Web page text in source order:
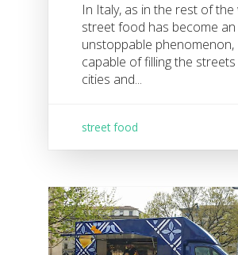
In Italy, as in the rest of the
street food has become an
unstoppable phenomenon,
capable of filling the
cities and...
street food